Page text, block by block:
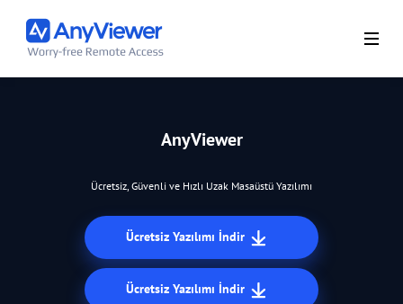
AnyViewer
Ücretsiz, Güvenli ve Hızlı Uzak Masaüstü Yazılımı
Ücretsiz Yazılımı İndir
Ücretsiz Yazılımı İndir